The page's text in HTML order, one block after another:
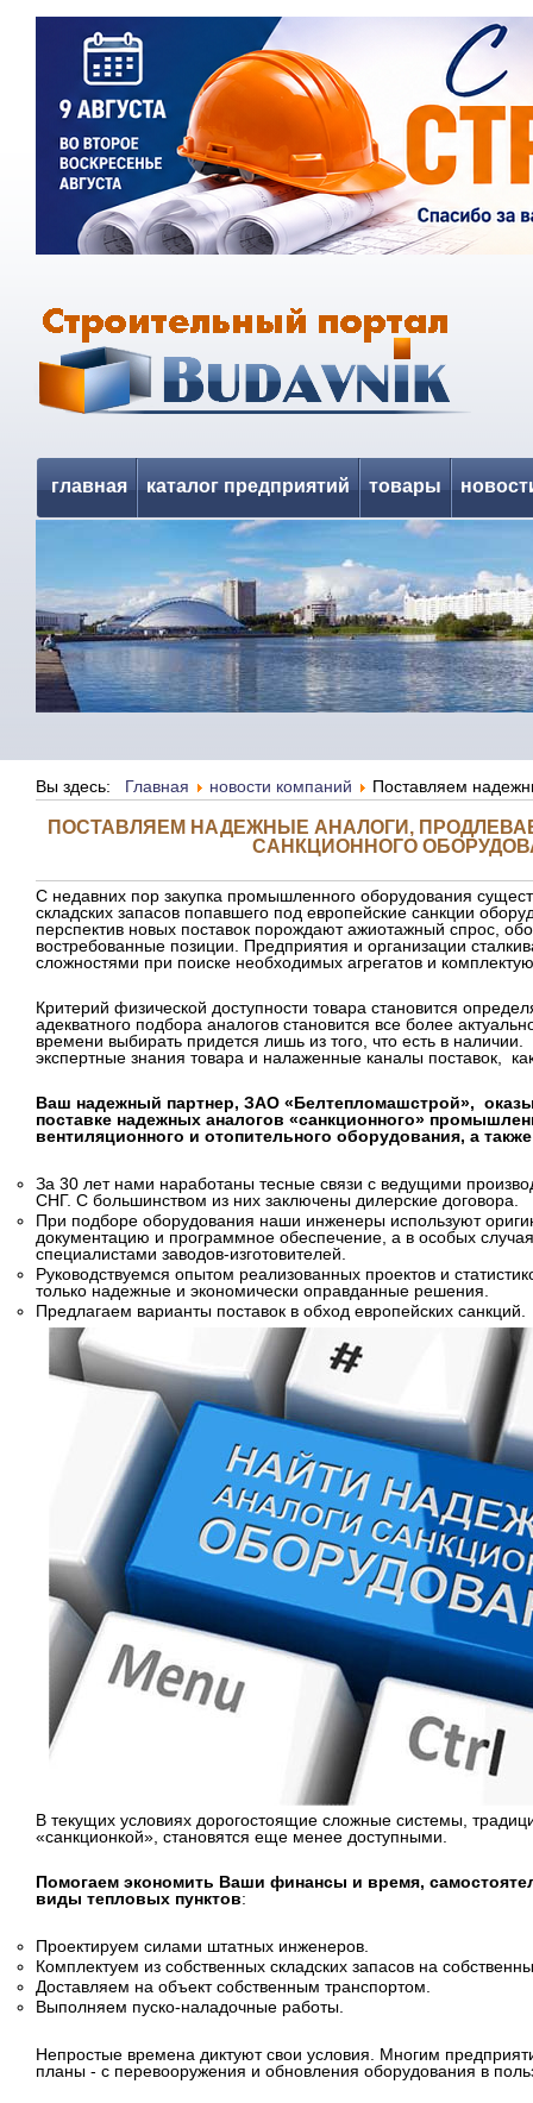
главная каталог предприятий товары
Вы здесь: Главная новости компаний Поставляем
ПОСТАВЛЯЕМ НАДЕЖНЫЕ АНАЛОГИ,
САНКЦИОННОГО
С недавних пор закупка промышленного оборудования
складских запасов попавшего под европейские санкции
перспектив новых поставок порождают ажиотажный спрос,
востребованные позиции. Предприятия и организации
сложностями при поиске необходимых агрегатов и
Критерий физической доступности товара становится
адекватного подбора аналогов становится все более
времени выбирать придется лишь из того, что есть в
экспертные знания товара и налаженные каналы поставок,
Ваш надежный партнер, ЗАО «Белтепломашстрой»,
поставке надежных аналогов «санкционного»
вентиляционного и отопительного оборудования, а
За 30 лет нами наработаны тесные связи с ведущими
СНГ. C большинством из них заключены дилерские договора.
При подборе оборудования наши инженеры используют
документацию и программное обеспечение, а в особых
специалистами заводов-изготовителей.
Руководствуемся опытом реализованных проектов и
только надежные и экономически оправданные решения.
Предлагаем варианты поставок в обход европейских санкций.
В текущих условиях дорогостоящие сложные системы,
«санкционкой», становятся еще менее доступными.
Помогаем экономить Ваши финансы и время,
виды тепловых пунктов:
Проектируем силами штатных инженеров.
Комплектуем из собственных складских запасов на
Доставляем на объект собственным транспортом.
Выполняем пуско-наладочные работы.
Непростые времена диктуют свои условия. Многим
планы - с перевооружения и обновления оборудования в